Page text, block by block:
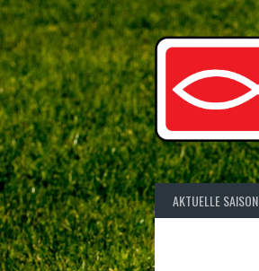
Springe
zum
Inhalt
AKTUELLE SAISON